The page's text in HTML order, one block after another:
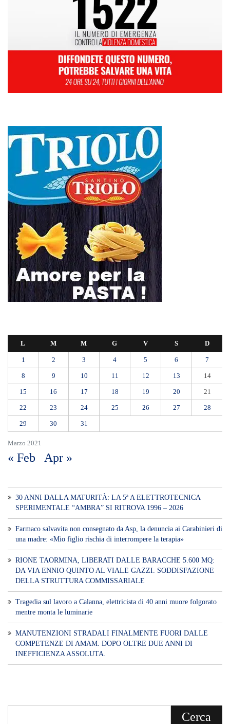
Marzo 2021
L M M G V S D
1 2 3 4 5 6 7
8 9 10 11 12 13 14
15 16 17 18 19 20 21
22 23 24 25 26 27 28
29 30 31
« Feb Apr »
30 ANNI DALLA MATURITÀ: LA 5ª A ELETTROTECNICA
SPERIMENTALE “AMBRA” SI RITROVA 1996 – 2026
Farmaco salvavita non consegnato da Asp, la denuncia ai Carabinieri di
una madre: «Mio figlio rischia di interrompere la terapia»
RIONE TAORMINA, LIBERATI DALLE BARACCHE 5.600 MQ:
DA VIA ENNIO QUINTO AL VIALE GAZZI. SODDISFAZIONE
DELLA STRUTTURA COMMISSARIALE
Tragedia sul lavoro a Calanna, elettricista di 40 anni muore folgorato
mentre monta le luminarie
MANUTENZIONI STRADALI FINALMENTE FUORI DALLE
COMPETENZE DI AMAM. DOPO OLTRE DUE ANNI DI
INEFFICIENZA ASSOLUTA.